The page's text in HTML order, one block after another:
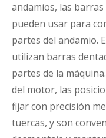
andamios, las
pueden usar para
partes del andamio.
utilizan barras
partes de la
del motor, las
fijar con precisión
tuercas, y son